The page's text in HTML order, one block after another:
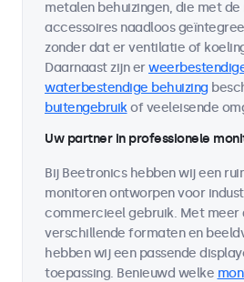
metalen behuizingen, die met
accessoires naadloos
zonder dat er ventilatie of
Daarnaast zijn er
waterbestendige behuizing
buitengebruikof veeleisende
Uw partner in professionele
Bij Beetronics hebben wij een
monitoren ontworpen voor
commercieel gebruik. Met meer
verschillende formaten en
hebben wij een passende
toepassing. Benieuwd welke